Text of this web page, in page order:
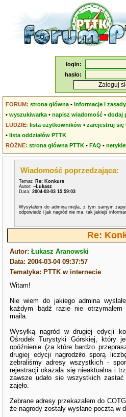
login:
hasło:
FORUM: strona główna •informacje i zasady
•wyszukiwarka •napisz wiadomość •dodaj
LUDZIE: lista użytkowników •zarejestruj się
•lista oddziałów PTTK
RÓŻNE: strona główna PTTK •FAQ •
Wiadomość poprzedzająca:
Temat: Re: Konkurs
Autor:~Łukasz
Data:2004-03-03 15:59:03
Wysyłałem do admina mejla, z tym samym
odpowiedź i jak nagród nie ma, tak jakiejś
Re:
Autor:Łukasz Aranowski
Data: 2004-03-04 09:37:57
Tematyka: PTTK w internecie
Witam!
Nie wiem do jakiego admina
każdym bądź razie nie
maila.
Wysyłką nagród w drugiej edycji
Ośrodek Turystyki Górskiej, który
opóźnienie (za które bardzo
drugiej edycji nagrodziło sporą
zebraliśmy adresy wszystkich -
rejestracji okazała się nieaktualna i
zawsze udało sie wszystkich
zajęło.
Zebrane adresy przekazałem do
że nagrody zostały wysłane pocztą w